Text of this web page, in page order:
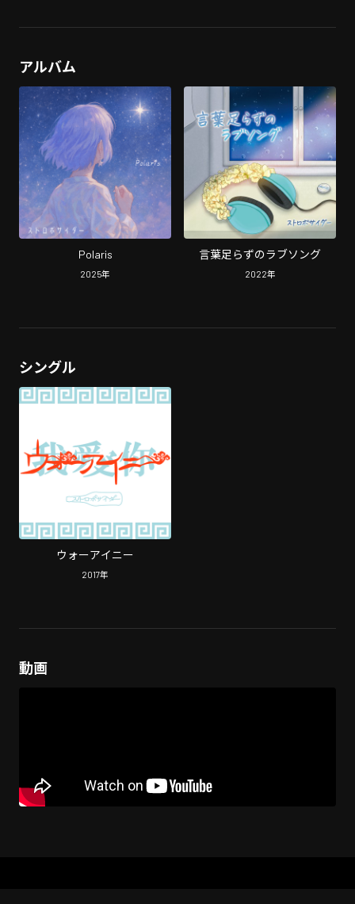
アルバム
Polaris
2025年
言葉足らずのラブソング
2022年
シングル
ウォーアイニー
2017年
動画